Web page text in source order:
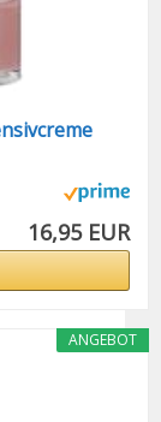
16,95 EUR
ANGEBOT